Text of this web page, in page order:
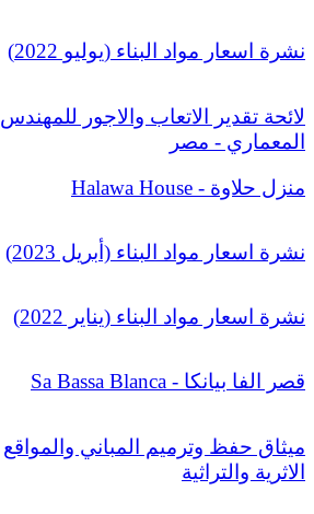
نشرة اسعار مواد البناء (يوليو 2022)
لائحة تقدير الاتعاب والاجور للمهندس
المعماري - مصر
منزل حلاوة - Halawa House
نشرة اسعار مواد البناء (أبريل 2023)
نشرة اسعار مواد البناء (يناير 2022)
قصر الفا بيانكا - Sa Bassa Blanca
ميثاق حفظ وترميم المباني والمواقع
الاثرية والتراثية